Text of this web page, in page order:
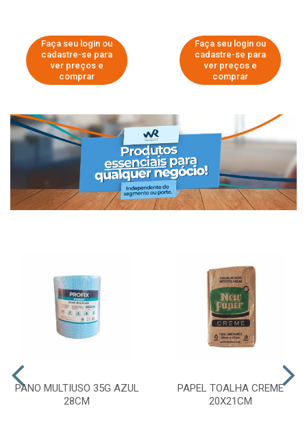
Faça seu login ou
cadastre-se para
ver preços e
comprar
Faça seu login ou
cadastre-se para
ver preços e
comprar
PANO MULTIUSO 35G AZUL
28CM
PAPEL TOALHA CREME
20X21CM